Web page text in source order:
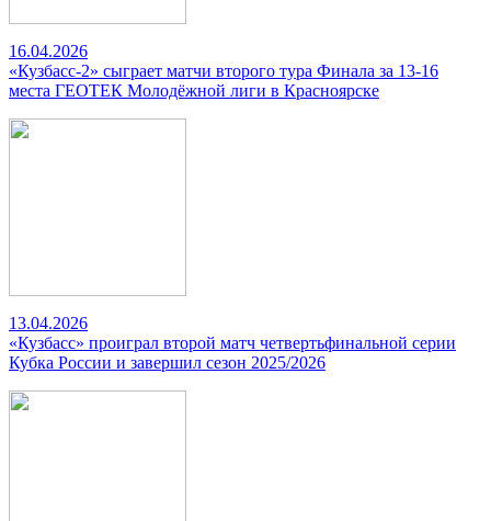
16.04.2026
«Кузбасс-2» сыграет матчи второго тура Финала за 13-16
места ГЕОТЕК Молодёжной лиги в Красноярске
13.04.2026
«Кузбасс» проиграл второй матч четвертьфинальной серии
Кубка России и завершил сезон 2025/2026